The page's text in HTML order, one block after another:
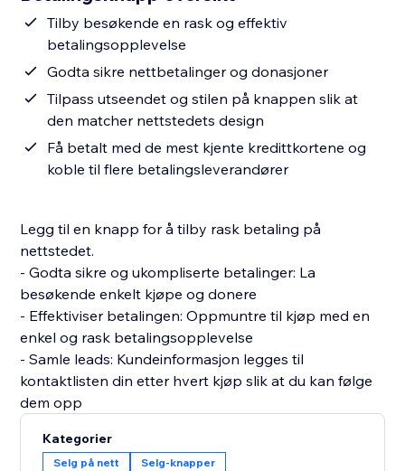
Tilby besøkende en rask og effektiv
betalingsopplevelse
Godta sikre nettbetalinger og donasjoner
Tilpass utseendet og stilen på knappen slik at
den matcher nettstedets design
Få betalt med de mest kjente kredittkortene og
koble til flere betalingsleverandører
Legg til en knapp for å tilby rask betaling på
nettstedet.
- Godta sikre og ukompliserte betalinger: La
besøkende enkelt kjøpe og donere
- Effektiviser betalingen: Oppmuntre til kjøp med en
enkel og rask betalingsopplevelse
- Samle leads: Kundeinformasjon legges til
kontaktlisten din etter hvert kjøp slik at du kan følge
dem opp
Kategorier
Selg på nett Selg-knapper